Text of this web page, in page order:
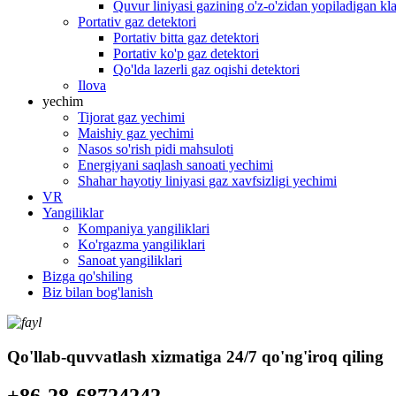
Quvur liniyasi gazining o'z-o'zidan yopiladigan
Portativ gaz detektori
Portativ bitta gaz detektori
Portativ ko'p gaz detektori
Qo'lda lazerli gaz oqishi detektori
Ilova
yechim
Tijorat gaz yechimi
Maishiy gaz yechimi
Nasos so'rish pidi mahsuloti
Energiyani saqlash sanoati yechimi
Shahar hayotiy liniyasi gaz xavfsizligi yechimi
VR
Yangiliklar
Kompaniya yangiliklari
Ko'rgazma yangiliklari
Sanoat yangiliklari
Bizga qo'shiling
Biz bilan bog'lanish
Qo'llab-quvvatlash xizmatiga 24/7 qo'ng'iroq qiling